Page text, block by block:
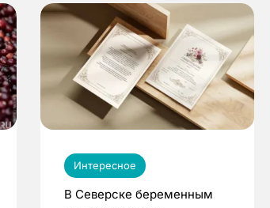
Интересное
В Северске беременным